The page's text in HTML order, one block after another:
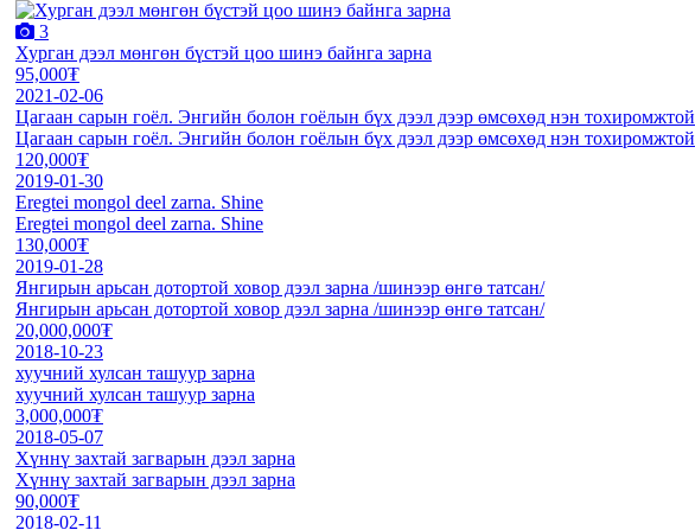
3
Хурган дээл мөнгөн бүстэй цоо шинэ байнга зарна
95,000₮
2021-02-06
Цагаан сарын гоёл. Энгийн болон гоёлын бүх дээл дээр өмсөхөд нэн тохиромжтой
Цагаан сарын гоёл. Энгийн болон гоёлын бүх дээл дээр өмсөхөд нэн тохиромжтой
120,000₮
2019-01-30
Eregtei mongol deel zarna. Shine
Eregtei mongol deel zarna. Shine
130,000₮
2019-01-28
Янгирын арьсан дотортой ховор дээл зарна /шинээр өнгө татсан/
Янгирын арьсан дотортой ховор дээл зарна /шинээр өнгө татсан/
20,000,000₮
2018-10-23
хуучний хулсан ташуур зарна
хуучний хулсан ташуур зарна
3,000,000₮
2018-05-07
Хүннү захтай загварын дээл зарна
Хүннү захтай загварын дээл зарна
90,000₮
2018-02-11